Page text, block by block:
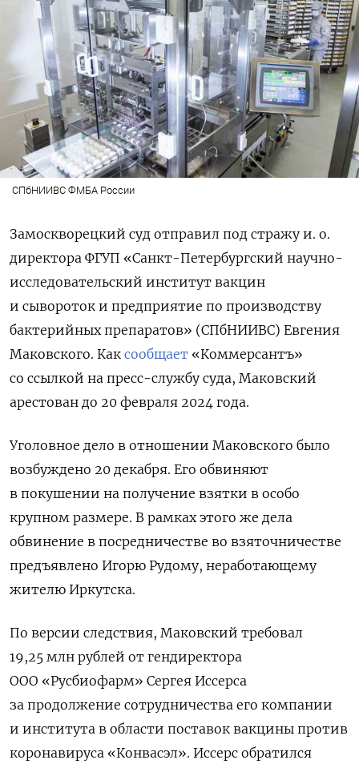
СПбНИИВС ФМБА России
Замоскворецкий суд отправил под стражу и. о.
директора ФГУП «Санкт-Петербургский научно-
исследовательский институт вакцин
и сывороток и предприятие по производству
бактерийных препаратов» (СПбНИИВС) Евгения
Маковского. Как сообщает «Коммерсантъ»
со ссылкой на пресс-службу суда, Маковский
арестован до 20 февраля 2024 года.
Уголовное дело в отношении Маковского было
возбуждено 20 декабря. Его обвиняют
в покушении на получение взятки в особо
крупном размере. В рамках этого же дела
обвинение в посредничестве во взяточничестве
предъявлено Игорю Рудому, неработающему
жителю Иркутска.
По версии следствия, Маковский требовал
19,25 млн рублей от гендиректора
ООО «Русбиофарм» Сергея Иссерса
за продолжение сотрудничества его компании
и института в области поставок вакцины против
коронавируса «Конвасэл». Иссерс обратился